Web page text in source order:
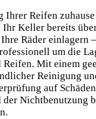
Ihrer Reifen
Ihr Keller bereits
Räder einlagern
um die
Reifen. Mit einem
Reinigung
auf
der Nichtbenutzung